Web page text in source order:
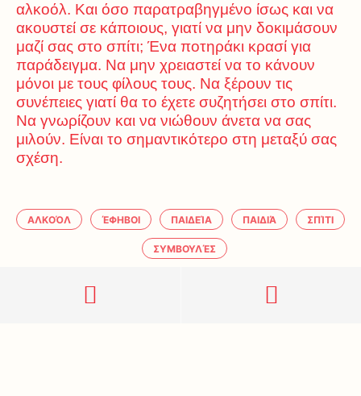
αλκοόλ. Και όσο παρατραβηγμένο ίσως και να
ακουστεί σε κάποιους, γιατί να μην δοκιμάσουν
μαζί σας στο σπίτι; Ένα ποτηράκι κρασί για
παράδειγμα. Να μην χρειαστεί να το κάνουν
μόνοι με τους φίλους τους. Να ξέρουν τις
συνέπειες γιατί θα το έχετε συζητήσει στο σπίτι.
Να γνωρίζουν και να νιώθουν άνετα να σας
μιλούν. Είναι το σημαντικότερο στη μεταξύ σας
σχέση.
ΑΛΚΟΌΛ ΈΦΗΒΟΙ ΠΑΙΔΕΊΑ ΠΑΙΔΙΆ ΣΠΊΤΙ
ΣΥΜΒΟΥΛΈΣ